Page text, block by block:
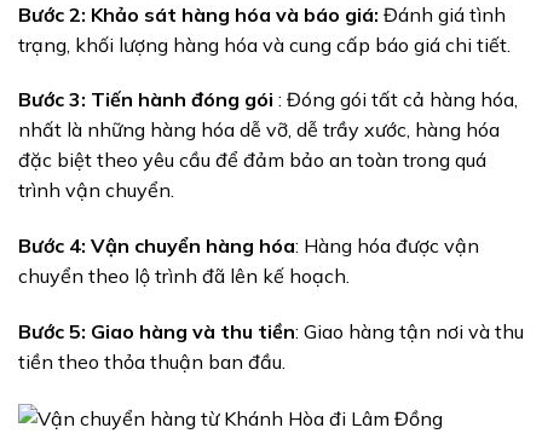
Bước 2: Khảo sát hàng hóa và báo giá: Đánh giá tình
trạng, khối lượng hàng hóa và cung cấp báo giá chi tiết.
Bước 3: Tiến hành đóng gói : Đóng gói tất cả hàng hóa,
nhất là những hàng hóa dễ vỡ, dễ trầy xước, hàng hóa
đặc biệt theo yêu cầu để đảm bảo an toàn trong quá
trình vận chuyển.
Bước 4: Vận chuyển hàng hóa: Hàng hóa được vận
chuyển theo lộ trình đã lên kế hoạch.
Bước 5: Giao hàng và thu tiền: Giao hàng tận nơi và thu
tiền theo thỏa thuận ban đầu.